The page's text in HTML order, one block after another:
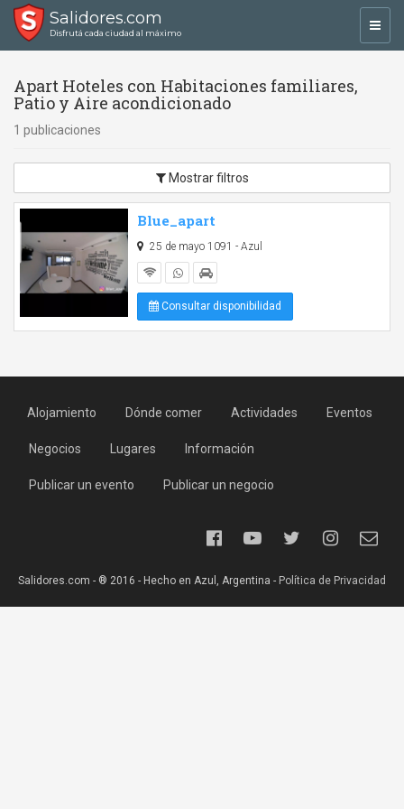
Salidores.com
Disfrutá cada ciudad al máximo
Apart Hoteles con Habitaciones familiares,
Patio y Aire acondicionado
1 publicaciones
Mostrar filtros
Blue_apart
25 de mayo 1091 - Azul
Consultar disponibilidad
Alojamiento Dónde comer Actividades Eventos
Negocios Lugares Información
Publicar un evento Publicar un negocio
Salidores.com - ® 2016 - Hecho en Azul, Argentina - Política de Privacidad